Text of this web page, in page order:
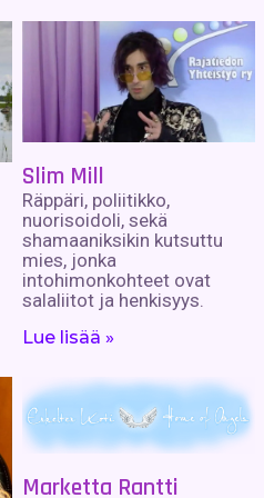
Slim Mill
Räppäri, poliitikko,
nuorisoidoli, sekä
shamaaniksikin kutsuttu
mies, jonka
intohimonkohteet ovat
salaliitot ja henkisyys.
Lue lisää »
Marketta Rantti